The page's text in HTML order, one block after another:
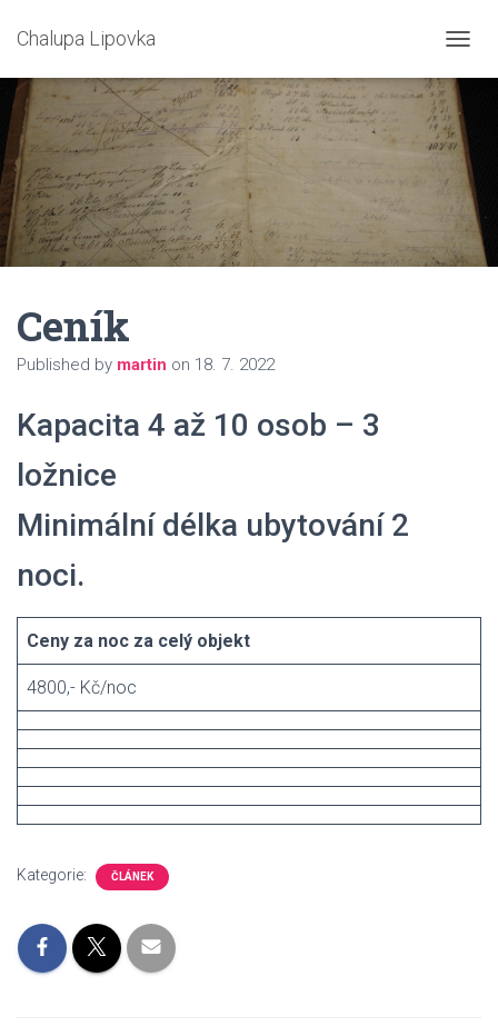
Chalupa Lipovka
Ř
E
P
N
O
V
Ceník
Published by martin on 18. 7. 2022
Kapacita 4 až 10 osob – 3
ložnice
Minimální délka ubytování 2
noci.
Ceny za noc za celý objekt
4800,- Kč/noc
Kategorie: ČLÁNEK